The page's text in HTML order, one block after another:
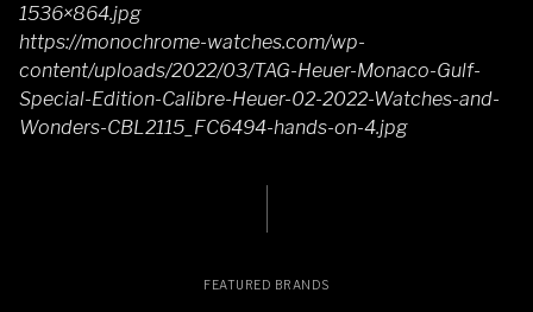
1536×864.jpg
https://monochrome-watches.com/wp-
content/uploads/2022/03/TAG-Heuer-Monaco-Gulf-
Special-Edition-Calibre-Heuer-02-2022-Watches-and-
Wonders-CBL2115_FC6494-hands-on-4.jpg
FEATURED BRANDS